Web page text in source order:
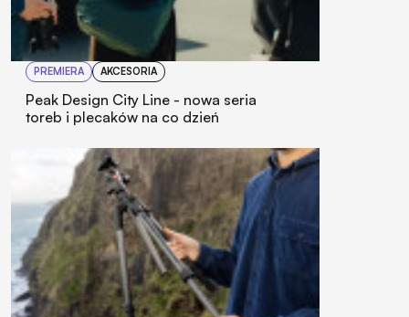
PREMIERA AKCESORIA
Peak Design City Line - nowa seria
toreb i plecaków na co dzień